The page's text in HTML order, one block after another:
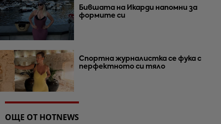
Бившата на Икарди напомни за
формите си
Спортна журналистка се фука с
перфектното си тяло
ОЩЕ ОТ HOTNEWS